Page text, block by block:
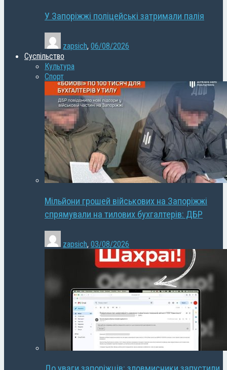
У Запоріжжі поліцейські затримали палія
zapsich, 06/08/2026
Суспільство
Культура
Спорт
Мільйони грошей військових на Запоріжжі
спрямували на тилових бухгалтерів: ДБР
zapsich, 03/08/2026